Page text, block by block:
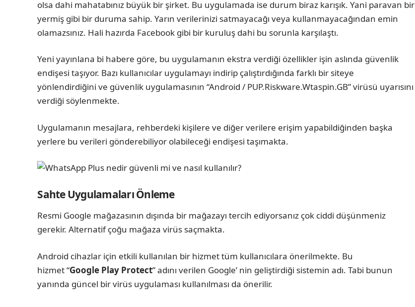
olsa dahi mahatabınız büyük bir şirket. Bu uygulamada ise durum biraz karışık. Yani paravan bir
yermiş gibi bir duruma sahip. Yarın verilerinizi satmayacağı veya kullanmayacağından emin
olamazsınız. Hali hazırda Facebook gibi bir kuruluş dahi bu sorunla karşılaştı.
Yeni yayınlana bi habere göre, bu uygulamanın ekstra verdiği özellikler işin aslında güvenlik
endişesi taşıyor. Bazı kullanıcılar uygulamayı indirip çalıştırdığında farklı bir siteye
yönlendirdiğini ve güvenlik uygulamasının “Android / PUP.Riskware.Wtaspin.GB” virüsü uyarısını
verdiği söylenmekte.
Uygulamanın mesajlara, rehberdeki kişilere ve diğer verilere erişim yapabildiğinden başka
yerlere bu verileri gönderebiliyor olabileceği endişesi taşımakta.
Sahte Uygulamaları Önleme
Resmi Google mağazasının dışında bir mağazayı tercih ediyorsanız çok ciddi düşünmeniz
gerekir. Alternatif çoğu mağaza virüs saçmakta.
Android cihazlar için etkili kullanılan bir hizmet tüm kullanıcılara önerilmekte. Bu
hizmet “Google Play Protect” adını verilen Google’ nin geliştirdiği sistemin adı. Tabi bunun
yanında güncel bir virüs uygulaması kullanılması da önerilir.